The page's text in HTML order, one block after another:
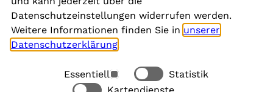
Social Media
Rechtliches
Datenschutzeinstellungen widerrufen werden.
Weitere Informationen finden Sie in unserer
Datenschutzerklärung
Essentiell
Statistik